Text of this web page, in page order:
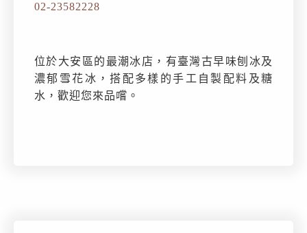
02-23582228
位於大安區的最潮冰店，有臺灣古早味刨冰及
濃郁雪花冰，搭配多樣的手工自製配料及糖
水，歡迎您來品嚐。